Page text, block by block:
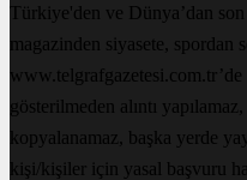
Türkiye'den ve Dünya’dan
magazinden siyasete, spordan
gösterilmeden alıntı
kopyalanamaz, başka yerde
kişi/kişiler için yasal başvuru